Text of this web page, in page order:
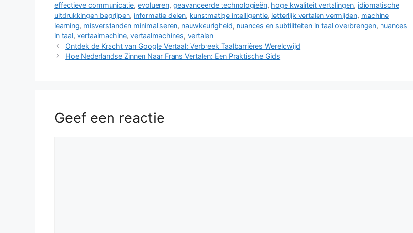
effectieve communicatie, evolueren, geavanceerde technologieën, hoge kwaliteit vertalingen, idiomatische
uitdrukkingen begrijpen, informatie delen, kunstmatige intelligentie, letterlijk vertalen vermijden, machine
learning, misverstanden minimaliseren, nauwkeurigheid, nuances en subtiliteiten in taal overbrengen, nuances
in taal, vertaalmachine, vertaalmachines, vertalen
Ontdek de Kracht van Google Vertaal: Verbreek Taalbarrières Wereldwijd
Hoe Nederlandse Zinnen Naar Frans Vertalen: Een Praktische Gids
Geef een reactie